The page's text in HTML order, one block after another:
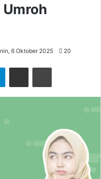
6 Oktober 2025 20
Telegram